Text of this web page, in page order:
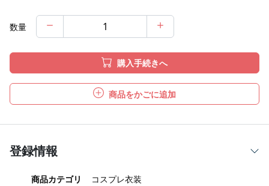
数量
購入手続きへ
商品をかごに追加
登録情報
商品カテゴリ
コスプレ衣装